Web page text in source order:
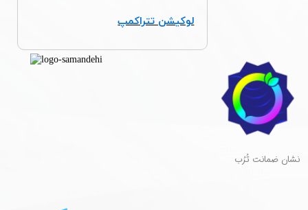
​نشان ضمانت تُرُب
لوکیشن تتراکمپ